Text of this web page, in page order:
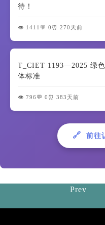
待！
👁️ 1411 💬 0 ⏰ 270天前
T_CIET 1193—2025 绿
体标准
👁️ 796 💬 0 ⏰ 383天前
🔗 前往
Prev